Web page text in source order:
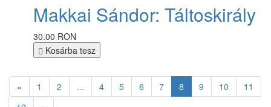
Makkai Sándor: Táltoskirály
30.00 RON
Kosárba tesz
« 1 2 ... 4 5 6 7 8 9 10
11